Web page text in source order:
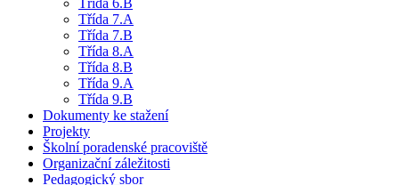
Třída 6.B
Třída 7.A
Třída 7.B
Třída 8.A
Třída 8.B
Třída 9.A
Třída 9.B
Dokumenty ke stažení
Projekty
Školní poradenské pracoviště
Organizační záležitosti
Pedagogický sbor